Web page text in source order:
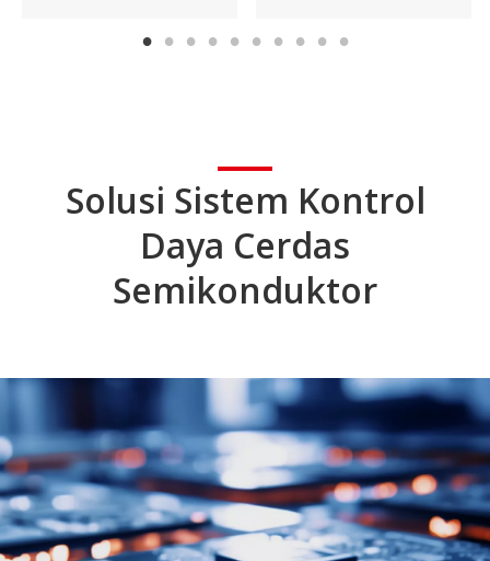
Solusi Sistem Kontrol
Daya Cerdas
Semikonduktor